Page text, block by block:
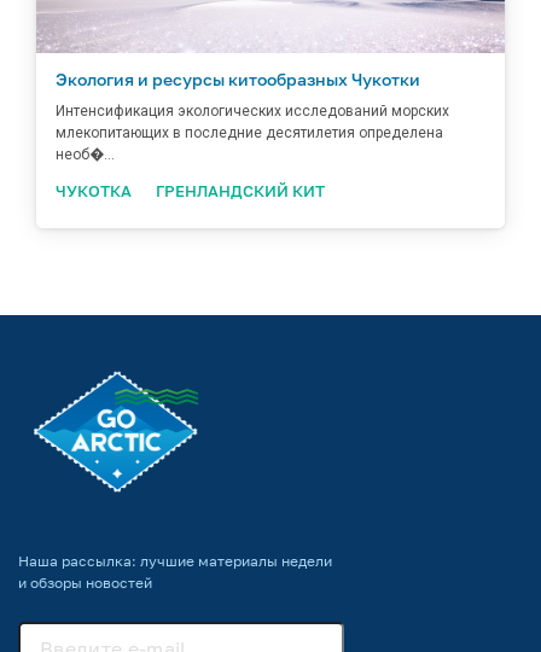
Экология и ресурсы китообразных Чукотки
Интенсификация экологических исследований морских
млекопитающих в последние десятилетия определена
необ�...
ЧУКОТКА ГРЕНЛАНДСКИЙ КИТ
Наша рассылка: лучшие материалы недели
и обзоры новостей